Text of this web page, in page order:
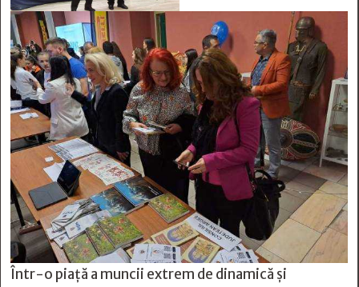
Într-o piață a muncii extrem de dinamică și